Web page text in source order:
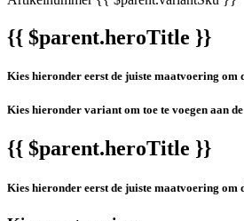
{{ $parent.heroTitle }}
Kies hieronder eerst de juiste maatvoering
Kies hieronder variant om toe te voegen aan
{{ $parent.heroTitle }}
Kies hieronder eerst de juiste maatvoering